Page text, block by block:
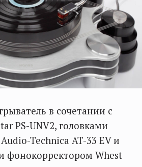
в сочетании с
PS-UNV2, головками
Technica AT-33 EV и
фонокорректором Whest